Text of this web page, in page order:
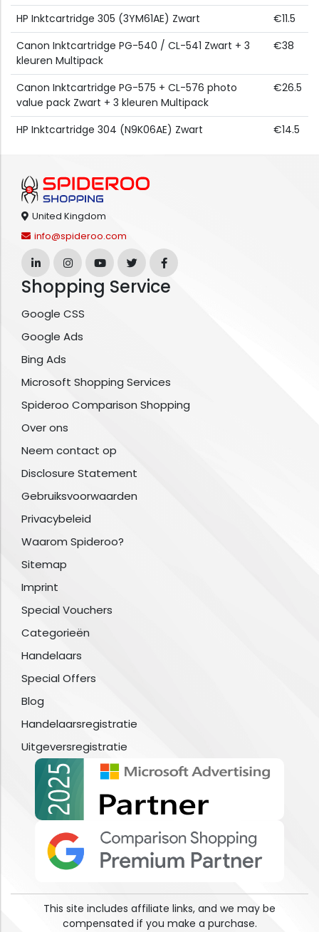
HP Inktcartridge 305 (3YM61AE) Zwart
€11.5
Canon Inktcartridge PG-540 / CL-541 Zwart + 3
kleuren Multipack
€38
Canon Inktcartridge PG-575 + CL-576 photo
value pack Zwart + 3 kleuren Multipack
€26.5
HP Inktcartridge 304 (N9K06AE) Zwart €14.5
United Kingdom
info@spideroo.com
Shopping Service
Google CSS
Google Ads
Bing Ads
Microsoft Shopping Services
Spideroo Comparison Shopping
Over ons
Neem contact op
Disclosure Statement
Gebruiksvoorwaarden
Privacybeleid
Waarom Spideroo?
Sitemap
Imprint
Special Vouchers
Categorieën
Handelaars
Special Offers
Blog
Handelaarsregistratie
Uitgeversregistratie
This site includes affiliate links, and we may be
compensated if you make a purchase.